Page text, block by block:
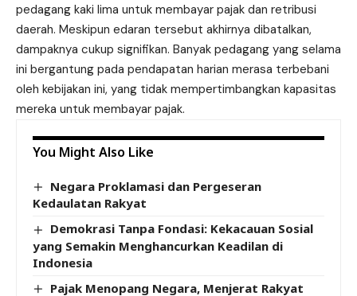
pedagang kaki lima untuk membayar pajak dan retribusi
daerah. Meskipun edaran tersebut akhirnya dibatalkan,
dampaknya cukup signifikan. Banyak pedagang yang selama
ini bergantung pada pendapatan harian merasa terbebani
oleh kebijakan ini, yang tidak mempertimbangkan kapasitas
mereka untuk membayar pajak.
You Might Also Like
Negara Proklamasi dan Pergeseran
Kedaulatan Rakyat
Demokrasi Tanpa Fondasi: Kekacauan Sosial
yang Semakin Menghancurkan Keadilan di
Indonesia
Pajak Menopang Negara, Menjerat Rakyat